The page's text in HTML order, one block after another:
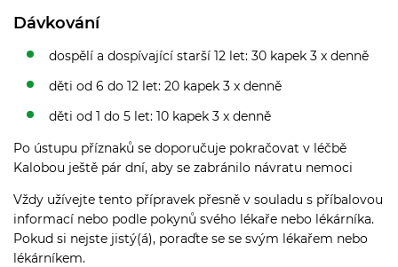
Dávkování
dospělí a dospívající starší 12 let: 30 kapek 3 x denně
děti od 6 do 12 let: 20 kapek 3 x denně
děti od 1 do 5 let: 10 kapek 3 x denně
Po ústupu příznaků se doporučuje pokračovat v léčbě
Kalobou ještě pár dní, aby se zabránilo návratu nemoci
Vždy užívejte tento přípravek přesně v souladu s příbalovou
informací nebo podle pokynů svého lékaře nebo lékárníka.
Pokud si nejste jistý(á), poraďte se se svým lékařem nebo
lékárníkem.